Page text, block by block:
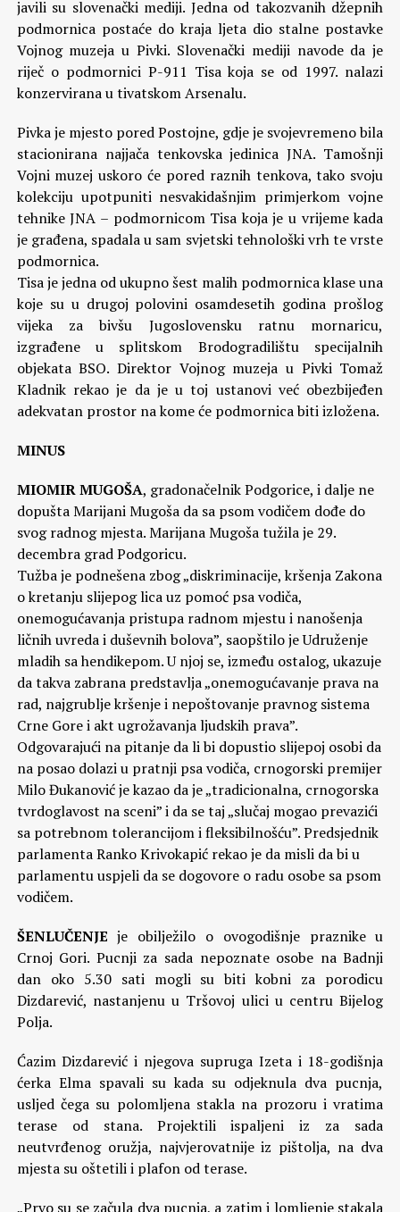
javili su slovenački mediji. Jedna od takozvanih džepnih
podmornica postaće do kraja ljeta dio stalne postavke
Vojnog muzeja u Pivki. Slovenački mediji navode da je
riječ o podmornici P-911 Tisa koja se od 1997. nalazi
konzervirana u tivatskom Arsenalu.
Pivka je mjesto pored Postojne, gdje je svojevremeno bila
stacionirana najjača tenkovska jedinica JNA. Tamošnji
Vojni muzej uskoro će pored raznih tenkova, tako svoju
kolekciju upotpuniti nesvakidašnjim primjerkom vojne
tehnike JNA – podmornicom Tisa koja je u vrijeme kada
je građena, spadala u sam svjetski tehnološki vrh te vrste
podmornica.
Tisa je jedna od ukupno šest malih podmornica klase una
koje su u drugoj polovini osamdesetih godina prošlog
vijeka za bivšu Jugoslovensku ratnu mornaricu,
izgrađene u splitskom Brodogradilištu specijalnih
objekata BSO. Direktor Vojnog muzeja u Pivki Tomaž
Kladnik rekao je da je u toj ustanovi već obezbijeđen
adekvatan prostor na kome će podmornica biti izložena.
MINUS
MIOMIR MUGOŠA, gradonačelnik Podgorice, i dalje ne
dopušta Marijani Mugoša da sa psom vodičem dođe do
svog radnog mjesta. Marijana Mugoša tužila je 29.
decembra grad Podgoricu.
Tužba je podnešena zbog „diskriminacije, kršenja Zakona
o kretanju slijepog lica uz pomoć psa vodiča,
onemogućavanja pristupa radnom mjestu i nanošenja
ličnih uvreda i duševnih bolova”, saopštilo je Udruženje
mladih sa hendikepom. U njoj se, između ostalog, ukazuje
da takva zabrana predstavlja „onemogućavanje prava na
rad, najgrublje kršenje i nepoštovanje pravnog sistema
Crne Gore i akt ugrožavanja ljudskih prava”.
Odgovarajući na pitanje da li bi dopustio slijepoj osobi da
na posao dolazi u pratnji psa vodiča, crnogorski premijer
Milo Đukanović je kazao da je „tradicionalna, crnogorska
tvrdoglavost na sceni” i da se taj „slučaj mogao prevazići
sa potrebnom tolerancijom i fleksibilnošću”. Predsjednik
parlamenta Ranko Krivokapić rekao je da misli da bi u
parlamentu uspjeli da se dogovore o radu osobe sa psom
vodičem.
ŠENLUČENJE je obilježilo o ovogodišnje praznike u
Crnoj Gori. Pucnji za sada nepoznate osobe na Badnji
dan oko 5.30 sati mogli su biti kobni za porodicu
Dizdarević, nastanjenu u Tršovoj ulici u centru Bijelog
Polja.
Ćazim Dizdarević i njegova supruga Izeta i 18-godišnja
ćerka Elma spavali su kada su odjeknula dva pucnja,
usljed čega su polomljena stakla na prozoru i vratima
terase od stana. Projektili ispaljeni iz za sada
neutvrđenog oružja, najvjerovatnije iz pištolja, na dva
mjesta su oštetili i plafon od terase.
„Prvo su se začula dva pucnja, a zatim i lomljenje stakala